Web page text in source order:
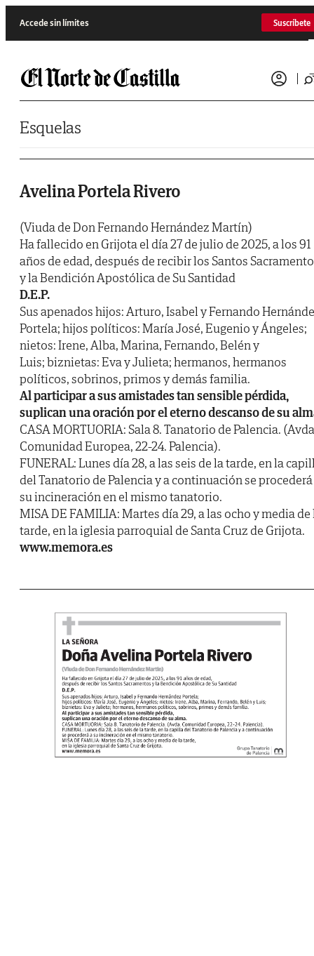
Accede sin límites Suscríbete
Esquelas
Avelina Portela Rivero
(Viuda de Don Fernando Hernández Martín)
Ha fallecido en Grijota el día 27 de julio de 2025, a los 91
años de edad, después de recibir los Santos
y la Bendición Apostólica de Su Santidad
D.E.P.
Sus apenados hijos: Arturo, Isabel y Fernando
Portela; hijos políticos: María José, Eugenio y Ángeles;
nietos: Irene, Alba, Marina, Fernando, Belén y
Luis; biznietas: Eva y Julieta; hermanos, hermanos
políticos, sobrinos, primos y demás familia.
Al participar a sus amistades tan sensible pérdida,
suplican una oración por el eterno descanso de su
CASA MORTUORIA: Sala 8. Tanatorio de Palencia.
Comunidad Europea, 22-24. Palencia).
FUNERAL: Lunes día 28, a las seis de la tarde, en la
del Tanatorio de Palencia y a continuación se
su incineración en el mismo tanatorio.
MISA DE FAMILIA: Martes día 29, a las ocho y media de
tarde, en la iglesia parroquial de Santa Cruz de Grijota.
www.memora.es